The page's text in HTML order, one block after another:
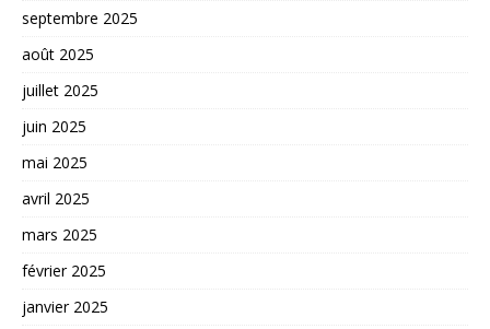
septembre 2025
août 2025
juillet 2025
juin 2025
mai 2025
avril 2025
mars 2025
février 2025
janvier 2025